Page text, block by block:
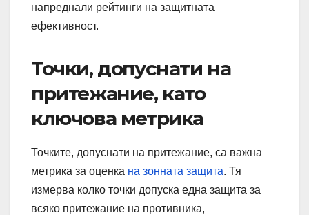
напреднали рейтинги на защитната
ефективност.
Точки, допуснати на
притежание, като
ключова метрика
Точките, допуснати на притежание, са важна
метрика за оценка на зонната защита. Тя
измерва колко точки допуска една защита за
всяко притежание на противника,